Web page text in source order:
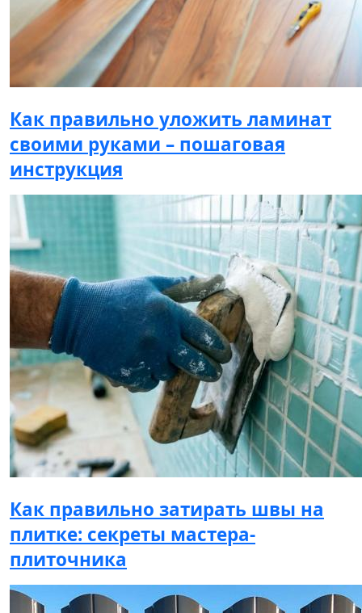
Как правильно уложить ламинат
своими руками – пошаговая
инструкция
Как правильно затирать швы на
плитке: секреты мастера-
плиточника